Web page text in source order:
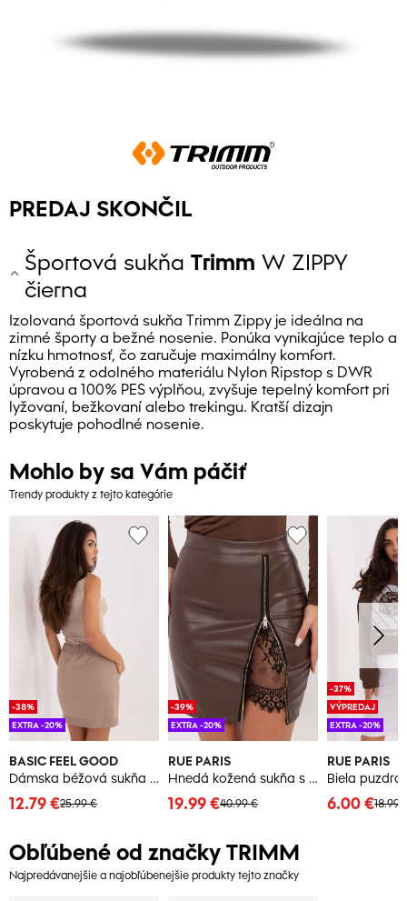
PREDAJ SKONČIL
Športová sukňa Trimm W ZIPPY
čierna
Izolovaná športová sukňa Trimm Zippy je ideálna na
zimné športy a bežné nosenie. Ponúka vynikajúce teplo a
nízku hmotnosť, čo zaručuje maximálny komfort.
Vyrobená z odolného materiálu Nylon Ripstop s DWR
úpravou a 100% PES výplňou, zvyšuje tepelný komfort pri
lyžovaní, bežkovaní alebo trekingu. Kratší dizajn
poskytuje pohodlné nosenie.
Mohlo by sa Vám páčiť
Trendy produkty z tejto kategórie
BASIC FEEL GOOD
Dámska béžová sukňa s vreckami
25.99 €
12.79 €
-38%
EXTRA -20%
RUE PARIS
Hnedá kožená sukňa s čipkou
40.99 €
19.99 €
-39%
EXTRA -20%
RUE PARIS
Biela
18.99
6.00 €
-37%
VÝPREDAJ
EXTRA -20%
Obľúbené od značky TRIMM
Najpredávanejšie a najobľúbenejšie produkty tejto značky